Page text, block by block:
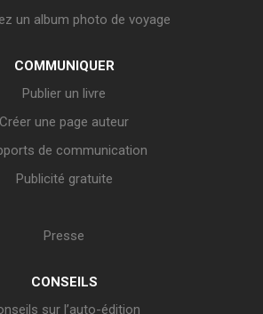
un album photo de voyage
COMMUNIQUER
Publier un livre
Créer une page auteur
de communication
Publicité gratuite
Presse
CONSEILS
sur l’auto-édition